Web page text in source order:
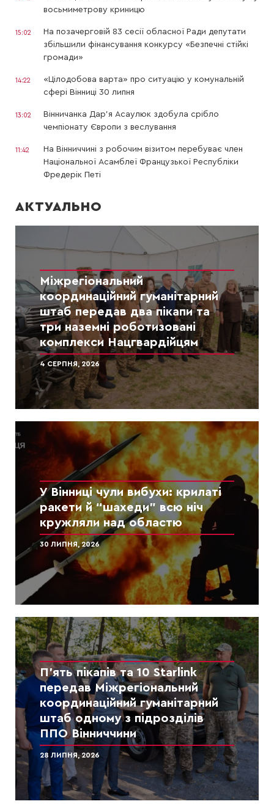
восьмиметрову криницю
15:02
На позачерговій 83 сесії обласної Ради депутати
збільшили фінансування конкурсу «Безпечні стійкі
громади»
14:22
«Цілодобова варта» про ситуацію у комунальній
сфері Вінниці 30 липня
13:02
Вінничанка Дар’я Асаулюк здобула срібло
чемпіонату Європи з веслування
11:42
На Вінниччині з робочим візитом перебуває член
Національної Асамблеї Французької Республіки
Фредерік Петі
АКТУАЛЬНО
Міжрегіональний
координаційний гуманітарний
штаб передав два пікапи та
три наземні роботизовані
комплекси Нацгвардійцям
4 СЕРПНЯ, 2026
У Вінниці чули вибухи: крилаті
ракети й “шахеди” всю ніч
кружляли над областю
30 ЛИПНЯ, 2026
П’ять пікапів та 10 Starlink
передав Міжрегіональний
координаційний гуманітарний
штаб одному з підрозділів
ППО Вінниччини
28 ЛИПНЯ, 2026